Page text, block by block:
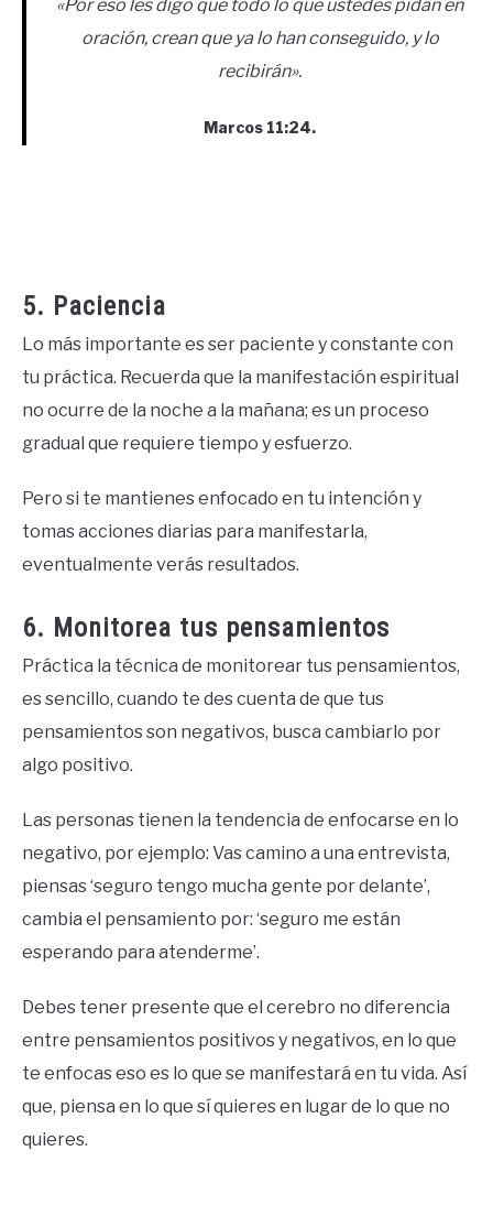
«Por eso les digo que todo lo que ustedes pidan en
oración, crean que ya lo han conseguido, y lo
recibirán».
Marcos 11:24.
5. Paciencia
Lo más importante es ser paciente y constante con
tu práctica. Recuerda que la manifestación espiritual
no ocurre de la noche a la mañana; es un proceso
gradual que requiere tiempo y esfuerzo.
Pero si te mantienes enfocado en tu intención y
tomas acciones diarias para manifestarla,
eventualmente verás resultados.
6. Monitorea tus pensamientos
Práctica la técnica de monitorear tus pensamientos,
es sencillo, cuando te des cuenta de que tus
pensamientos son negativos, busca cambiarlo por
algo positivo.
Las personas tienen la tendencia de enfocarse en lo
negativo, por ejemplo: Vas camino a una entrevista,
piensas ‘seguro tengo mucha gente por delante’,
cambia el pensamiento por: ‘seguro me están
esperando para atenderme’.
Debes tener presente que el cerebro no diferencia
entre pensamientos positivos y negativos, en lo que
te enfocas eso es lo que se manifestará en tu vida. Así
que, piensa en lo que sí quieres en lugar de lo que no
quieres.